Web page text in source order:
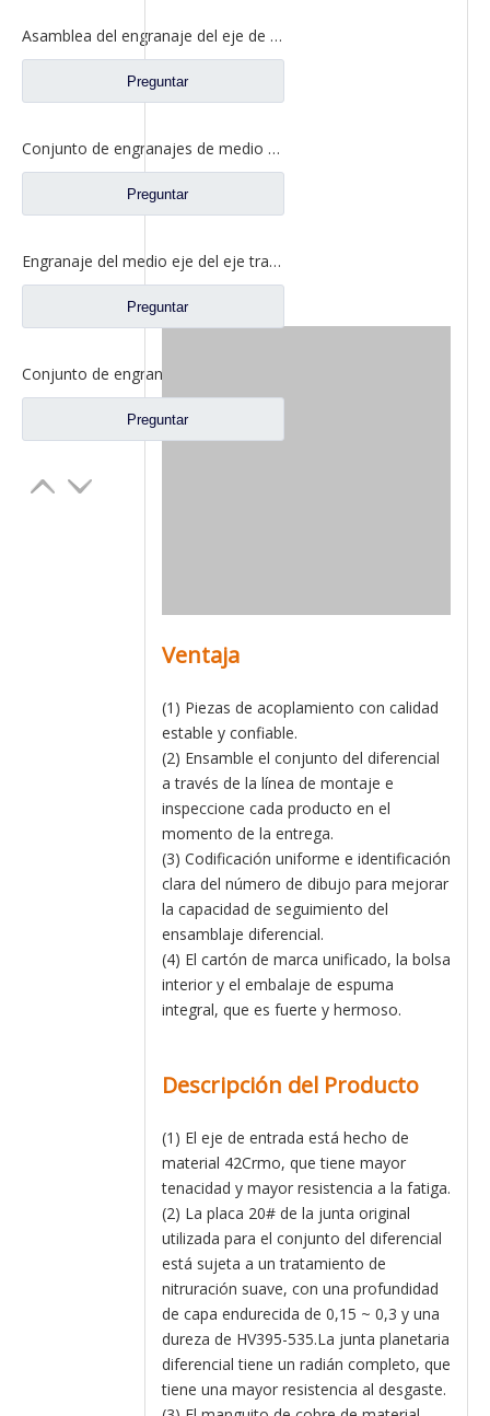
Asamblea del engranaje del eje de la parte posterior del diferencial para los recambios autos 2SCE0040M0-5 del camión de Ford
Preguntar
Conjunto de engranajes de medio eje trasero para repuestos de camiones Ford CE0400A0-5
Preguntar
Engranaje del medio eje del eje trasero para los recambios CE0402M0-9 del camión de Ford
Preguntar
Preguntar
Ventaja
(1) Piezas de acoplamiento con calidad
estable y confiable.
(2) Ensamble el conjunto del diferencial
a través de la línea de montaje e
inspeccione cada producto en el
momento de la entrega.
(3) Codificación uniforme e identificación
clara del número de dibujo para mejorar
la capacidad de seguimiento del
ensamblaje diferencial.
(4) El cartón de marca unificado, la bolsa
interior y el embalaje de espuma
integral, que es fuerte y hermoso.
Descripción del Producto
(1) El eje de entrada está hecho de
material 42Crmo, que tiene mayor
tenacidad y mayor resistencia a la fatiga.
(2) La placa 20# de la junta original
utilizada para el conjunto del diferencial
está sujeta a un tratamiento de
nitruración suave, con una profundidad
de capa endurecida de 0,15 ~ 0,3 y una
dureza de HV395-535.La junta planetaria
diferencial tiene un radián completo, que
tiene una mayor resistencia al desgaste.